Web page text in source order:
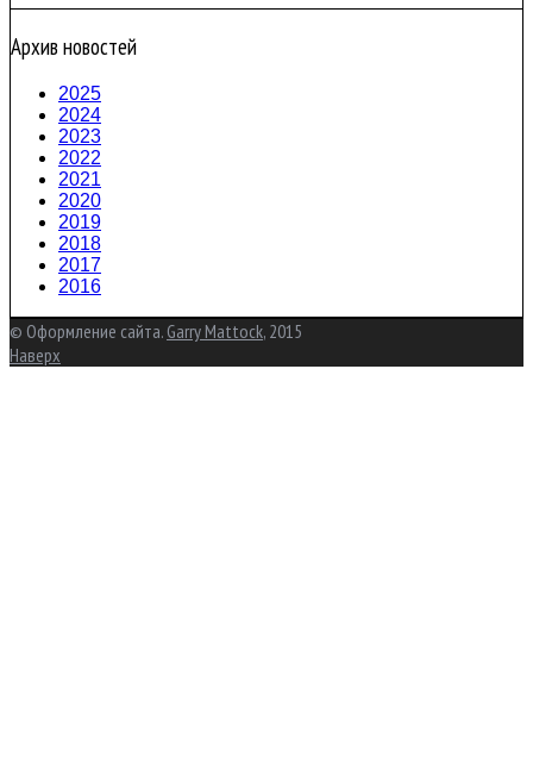
Архив новостей
2025
2024
2023
2022
2021
2020
2019
2018
2017
2016
© Оформление сайта. Garry Mattock, 2015
Наверх